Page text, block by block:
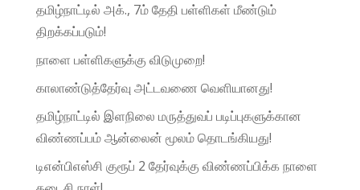
தமிழ்நாட்டில் அக்., 7ம் தேதி பள்ளிகள் மீண்டும்
திறக்கப்படும்!
நாளை பள்ளிகளுக்கு விடுமுறை!
காலாண்டுத்தேர்வு அட்டவணை வெளியானது!
தமிழ்நாட்டில் இளநிலை மருத்துவப் படிப்புகளுக்கான
விண்ணப்பம் ஆன்லைன் மூலம் தொடங்கியது!
டிஎன்பிஎஸ்சி குரூப் 2 தேர்வுக்கு விண்ணப்பிக்க நாளை